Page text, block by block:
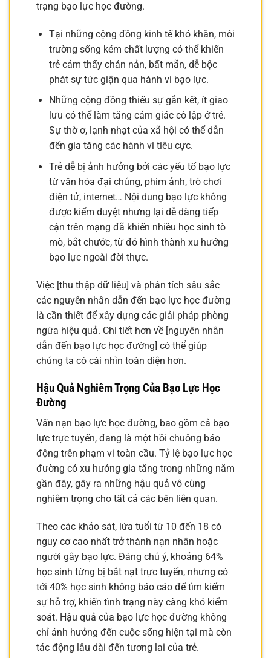
trạng bạo lực học đường.
Tại những cộng đồng kinh tế khó khăn, môi
trường sống kém chất lượng có thể khiến
trẻ cảm thấy chán nản, bất mãn, dễ bộc
phát sự tức giận qua hành vi bạo lực.
Những cộng đồng thiếu sự gắn kết, ít giao
lưu có thể làm tăng cảm giác cô lập ở trẻ.
Sự thờ ơ, lạnh nhạt của xã hội có thể dẫn
đến gia tăng các hành vi tiêu cực.
Trẻ dễ bị ảnh hưởng bởi các yếu tố bạo lực
từ văn hóa đại chúng, phim ảnh, trò chơi
điện tử, internet… Nội dung bạo lực không
được kiểm duyệt nhưng lại dễ dàng tiếp
cận trên mạng đã khiến nhiều học sinh tò
mò, bắt chước, từ đó hình thành xu hướng
bạo lực ngoài đời thực.
Việc [thu thập dữ liệu] và phân tích sâu sắc
các nguyên nhân dẫn đến bạo lực học đường
là cần thiết để xây dựng các giải pháp phòng
ngừa hiệu quả. Chi tiết hơn về [nguyên nhân
dẫn đến bạo lực học đường] có thể giúp
chúng ta có cái nhìn toàn diện hơn.
Hậu Quả Nghiêm Trọng Của Bạo Lực Học
Đường
Vấn nạn bạo lực học đường, bao gồm cả bạo
lực trực tuyến, đang là một hồi chuông báo
động trên phạm vi toàn cầu. Tỷ lệ bạo lực học
đường có xu hướng gia tăng trong những năm
gần đây, gây ra những hậu quả vô cùng
nghiêm trọng cho tất cả các bên liên quan.
Theo các khảo sát, lứa tuổi từ 10 đến 18 có
nguy cơ cao nhất trở thành nạn nhân hoặc
người gây bạo lực. Đáng chú ý, khoảng 64%
học sinh từng bị bắt nạt trực tuyến, nhưng có
tới 40% học sinh không báo cáo để tìm kiếm
sự hỗ trợ, khiến tình trạng này càng khó kiểm
soát. Hậu quả của bạo lực học đường không
chỉ ảnh hưởng đến cuộc sống hiện tại mà còn
tác động lâu dài đến tương lai của trẻ.